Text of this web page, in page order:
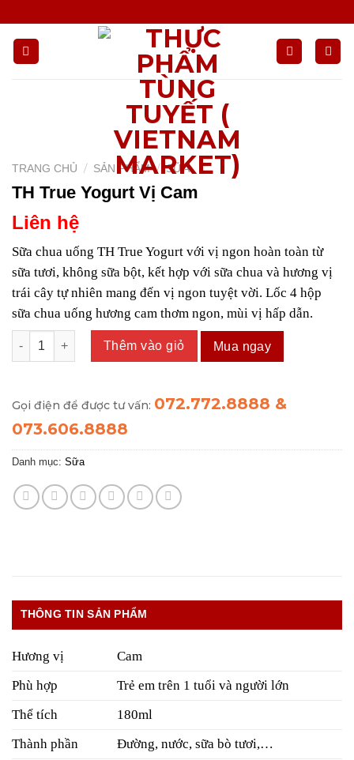
dung
TRANG CHỦ / SẢN PHẨM / SỮA
TH True Yogurt Vị Cam
Liên hệ
Sữa chua uống TH True Yogurt với vị ngon hoàn toàn từ
sữa tươi, không sữa bột, kết hợp với sữa chua và hương vị
trái cây tự nhiên mang đến vị ngon tuyệt vời. Lốc 4 hộp
sữa chua uống hương cam thơm ngon, mùi vị hấp dẫn.
TH True Yogurt Vị Cam số lượng
Thêm vào giỏ Mua ngay
Gọi điện để được tư vấn: 072.772.8888 &
073.606.8888
Danh mục: Sữa
THÔNG TIN SẢN PHẨM
Hương vị
Cam
Phù hợp
Trẻ em trên 1 tuổi và người lớn
Thể tích
180ml
Thành phần
Đường, nước, sữa bò tươi,…